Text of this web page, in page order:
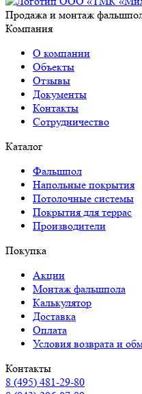
Продажа и монтаж
Компания
О компании
Объекты
Отзывы
Документы
Контакты
Сотрудничество
Каталог
Фальшпол
Напольные покрытия
Потолочные системы
Покрытия для террас
Производители
Покупка
Акции
Монтаж фальшпола
Калькулятор
Доставка
Оплата
Условия возврата и
Контакты
8 (495) 481-29-80